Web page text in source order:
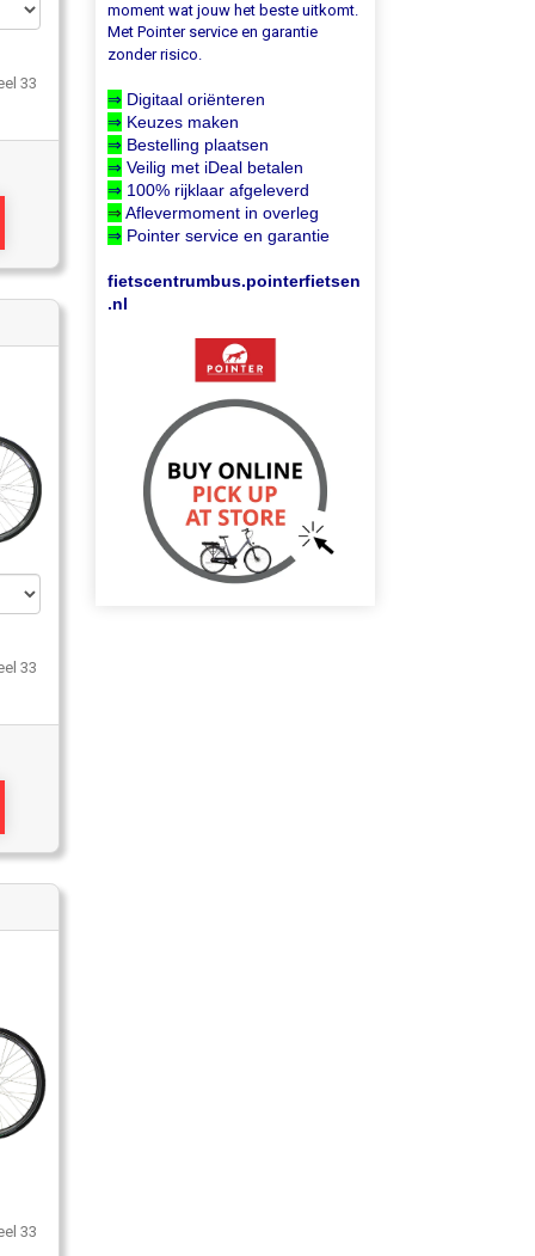
33
33
33
moment wat jouw het beste uitkomt.
Met Pointer service en garantie
zonder risico.
⇒ Digitaal oriënteren
⇒ Keuzes maken
⇒ Bestelling plaatsen
⇒ Veilig met iDeal betalen
⇒ 100% rijklaar afgeleverd
⇒ Aflevermoment in overleg
⇒ Pointer service en garantie
fietscentrumbus.pointerfietsen
.nl